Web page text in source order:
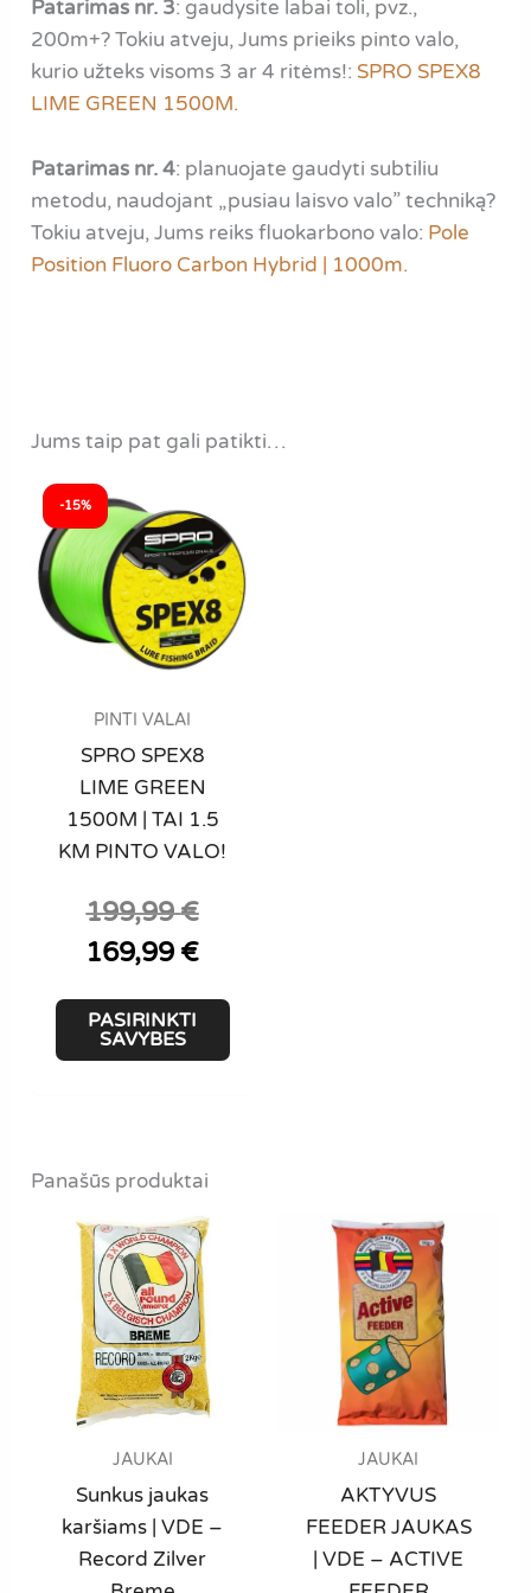
Patarimas nr. 3: gaudysite labai toli, pvz.,
200m+? Tokiu atveju, Jums prieiks pinto valo,
kurio užteks visoms 3 ar 4 ritėms!: SPRO SPEX8
LIME GREEN 1500M.
Patarimas nr. 4: planuojate gaudyti subtiliu
metodu, naudojant „pusiau laisvo valo” techniką?
Tokiu atveju, Jums reiks fluokarbono valo: Pole
Position Fluoro Carbon Hybrid | 1000m.
Jums taip pat gali patikti…
-15%
PINTI VALAI
SPRO SPEX8
LIME GREEN
1500M | TAI 1.5
KM PINTO VALO!
199,99€Original
price
was:
169,99 €Current
price
is:
PASIRINKTI
SAVYBES
This
Panašūs produktai
JAUKAI
Sunkus jaukas
karšiams | VDE –
Record Zilver
JAUKAI
AKTYVUS
FEEDER JAUKAS
| VDE – ACTIVE